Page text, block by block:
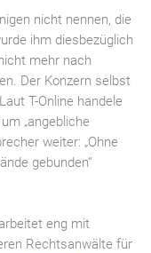
nicht nennen, die
ihm diesbezüglich
mehr nach
Der Konzern selbst
T-Online handele
„angebliche
weiter: „Ohne
gebunden“
eng mit
Rechtsanwälte für